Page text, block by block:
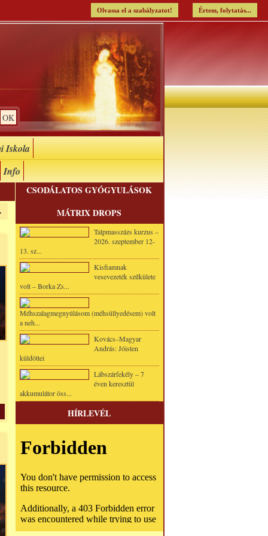
Olvassa el a szabályzatot! Értem, folytatás...
Iskola
Info
CSODÁLATOS GYÓGYULÁSOK
MÁTRIX DROPS
Talpmasszázs kurzus –
2026. szeptember 12-
13. sz...
Kisfiamnak
vesevezeték szűkülete
volt – Borka Zs...
Méhszalagmegnyúlásom (méhsüllyedésem) volt
a neh...
Kovács–Magyar
András: Jóisten
küldöttei
Lábszárfekély – 7
éven keresztül
akkumulátor öss...
HÍRLEVÉL